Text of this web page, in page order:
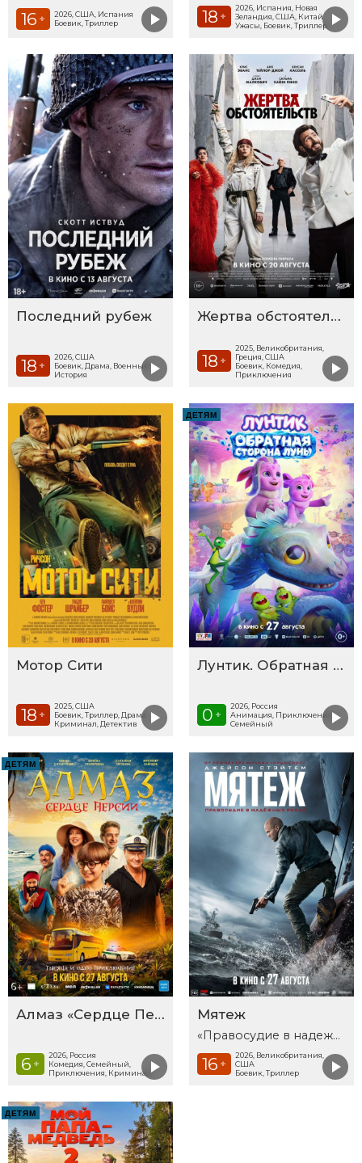
16 +
2026, США, Испания
Боевик, Триллер
18 +
2026, Испания, Новая
Зеландия, США, Китай
Ужасы, Боевик, Триллер
Последний рубеж
18 +
2026, США
Боевик, Драма, Военный,
История
Жертва обстоятельств
18 +
2025, Великобритания,
Греция, США
Боевик, Комедия,
Приключения
Мотор Сити
18 +
2025, США
Боевик, Триллер, Драма,
Криминал, Детектив
ДЕТЯМ
Лунтик. Обратная сторона Луны
0 +
2026, Россия
Анимация, Приключения,
Семейный
ДЕТЯМ
Алмаз «Сердце Персии»
6 +
2026, Россия
Комедия, Семейный,
Приключения, Криминал
Мятеж
«Правосудие в надежных руках»
16 +
2026, Великобритания,
США
Боевик, Триллер
ДЕТЯМ